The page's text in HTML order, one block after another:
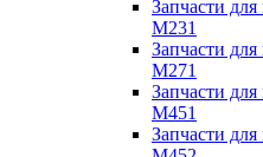
Запчасти
M231
Запчасти
M271
Запчасти
M451
Запчасти